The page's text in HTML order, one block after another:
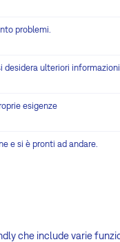
problemi.
ulteriori
esigenze
e si è pronti ad andare.
che include varie